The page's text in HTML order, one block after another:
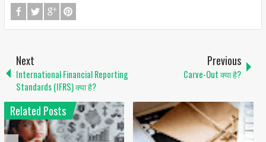
Next
International Financial Reporting
Standards (IFRS) क्या है?
Previous
Carve-Out क्या है?
Related Posts